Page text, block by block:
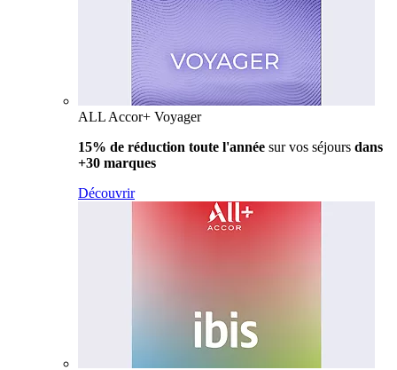
ALL Accor+ Voyager
15% de réduction toute l'année sur vos séjours dans
+30 marques
Découvrir